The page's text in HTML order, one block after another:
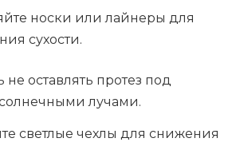
носки или лайнеры для
сухости.
не оставлять протез под
лучами.
светлые чехлы для снижения